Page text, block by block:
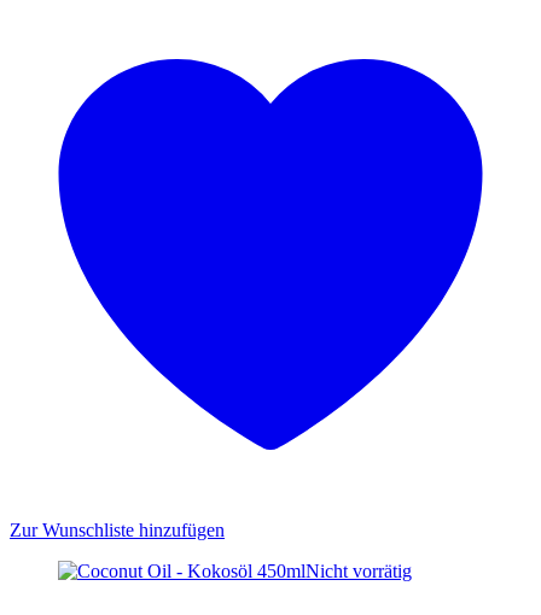
Zur Wunschliste hinzufügen
Nicht vorrätig